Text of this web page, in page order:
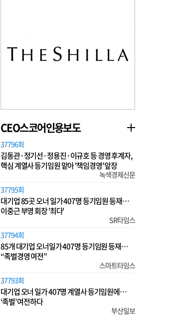
CEO스코어인용보도
37796회
김동관·정기선·정용진·이규호 등 경영 후계자,
핵심 계열사 등기임원 맡아 '책임경영' 앞장
녹색경제신문
37795회
대기업 85곳 오너 일가 407명 등기임원 등재…
이중근 부영 회장 '최다'
SR타임스
37794회
85개 대기업 오너일가 407명 등기임원 등재…
“족벌경영 여전”
스마트타임스
37793회
대기업 오너 일가 407명 계열사 등기임원에…
‘족벌’ 여전하다
부산일보